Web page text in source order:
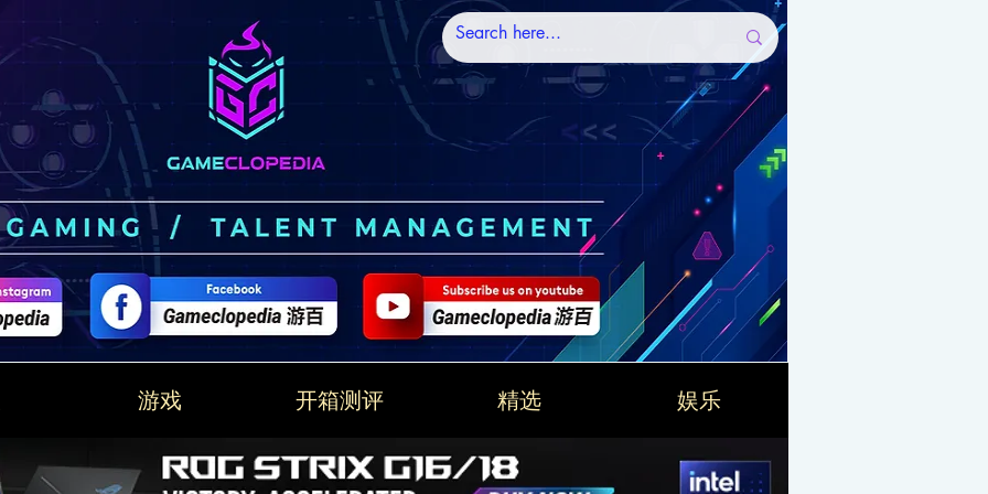
游戏 开箱测评 精选 娱乐